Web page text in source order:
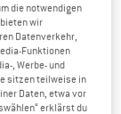
die notwendigen
wir
Datenverkehr,
Funktionen
, Werbe- und
sitzen teilweise in
Daten, etwa vor
erklärst du